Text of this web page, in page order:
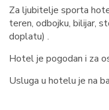
Za ljubitelje sporta
teren, odbojku, bilijar,
doplatu) .
Hotel je pogodan i za
Usluga u hotelu je na